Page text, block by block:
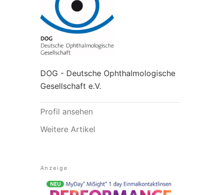
DOG - Deutsche Ophthalmologische
Gesellschaft e.V.
Profil ansehen
Weitere Artikel